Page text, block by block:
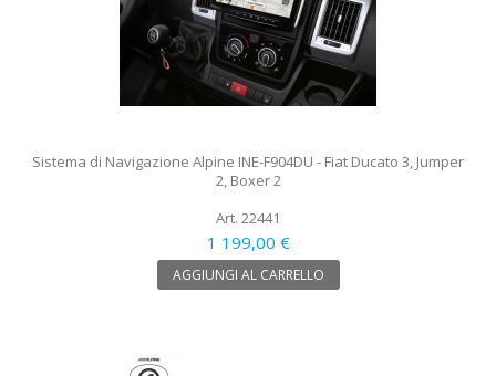
Sistema di Navigazione Alpine INE-F904DU - Fiat Ducato 3, Jumper
2, Boxer 2
Art. 22441
1 199,00 €
AGGIUNGI AL CARRELLO